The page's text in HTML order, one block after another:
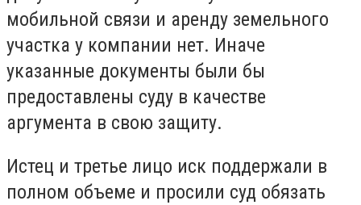
мобильной связи и аренду земельного
участка у компании нет. Иначе
указанные документы были бы
предоставлены суду в качестве
аргумента в свою защиту.
Истец и третье лицо иск поддержали в
полном объеме и просили суд обязать